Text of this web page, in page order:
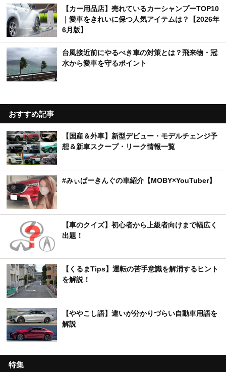
【カー用品店】売れているカーシャンプーTOP10
｜愛車をきれいに保つ人気アイテムは？【2026年
6月版】
台風接近前にやるべき車の対策とは？飛来物・冠
水から愛車を守るポイント
おすすめ記事
【国産＆外車】新型デビュー・モデルチェンジ予
想＆新車スクープ・リーク情報一覧
#みぃぱーきんぐの車紹介【MOBY×YouTuber】
【車のクイズ】初心者から上級者向けまで幅広く
出題！
【くるまTips】運転の苦手意識を解消するヒント
を解説！
【ややこし語】違いが分かりづらい自動車用語を
解説
特集